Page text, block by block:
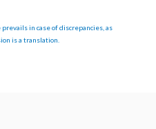
in case of discrepancies, as
is a translation.